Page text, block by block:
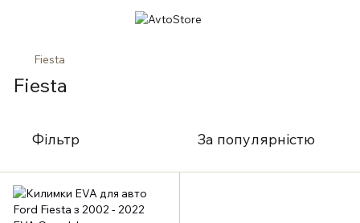
Fiesta
Fiesta
Фільтр За популярністю